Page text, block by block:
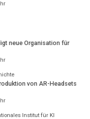
neue Organisation für
von AR-Headsets
Institut für KI